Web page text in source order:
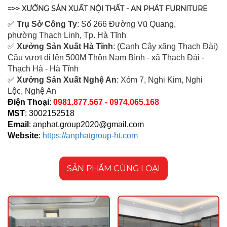
=>> XƯỞNG SẢN XUẤT NỘI THẤT - AN PHÁT FURNITURE
✅ Trụ Sở Công Ty: Số 266 Đường Vũ Quang,
phường Thạch Linh, Tp. Hà Tĩnh
✅ Xưởng Sản Xuất Hà Tĩnh: (Cạnh Cây xăng Thạch Đài)
Cầu vượt đi lên 500M Thôn Nam Bình - xã Thạch Đài -
Thạch Hà - Hà Tĩnh
✅ Xưởng Sản Xuất Nghệ An: Xóm 7, Nghi Kim, Nghi
Lộc, Nghệ An
Điện Thoại: 0981.877.567 - 0974.065.168
MST: 3002152518
Email : anphat.group2020@gmail.com
Website: https://anphatgroup-ht.com
SẢN PHẨM CÙNG LOẠI